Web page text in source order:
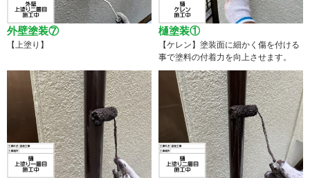
外壁塗装⑦
【上塗り】
樋塗装①
【ケレン】塗装面に細かく傷を付ける
事で塗料の付着力を向上させます。